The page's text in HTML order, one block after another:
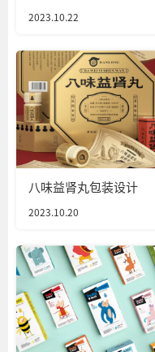
2023.10.22
八味益肾丸包装设计
2023.10.20